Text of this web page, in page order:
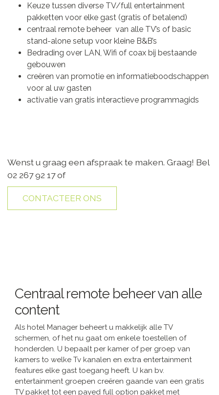
Keuze tussen diverse TV/full entertainment
pakketten voor elke gast (gratis of betalend)
centraal remote beheer van alle TV’s of basic
stand-alone setup voor kleine B&B’s
Bedrading over LAN, Wifi of coax bij bestaande
gebouwen
creëren van promotie en informatieboodschappen
voor al uw gasten
activatie van gratis interactieve programmagids
Wenst u graag een afspraak te maken. Graag! Bel
02 267 92 17 of
CONTACTEER ONS
Centraal remote beheer van alle
content
Als hotel Manager beheert u makkelijk alle TV
schermen, of het nu gaat om enkele toestellen of
honderden. U bepaalt per kamer of per groep van
kamers to welke Tv kanalen en extra entertainment
features elke gast toegang heeft. U kan bv.
entertainment groepen creëren gaande van een gratis
TV pakket tot een payed full option pakket met